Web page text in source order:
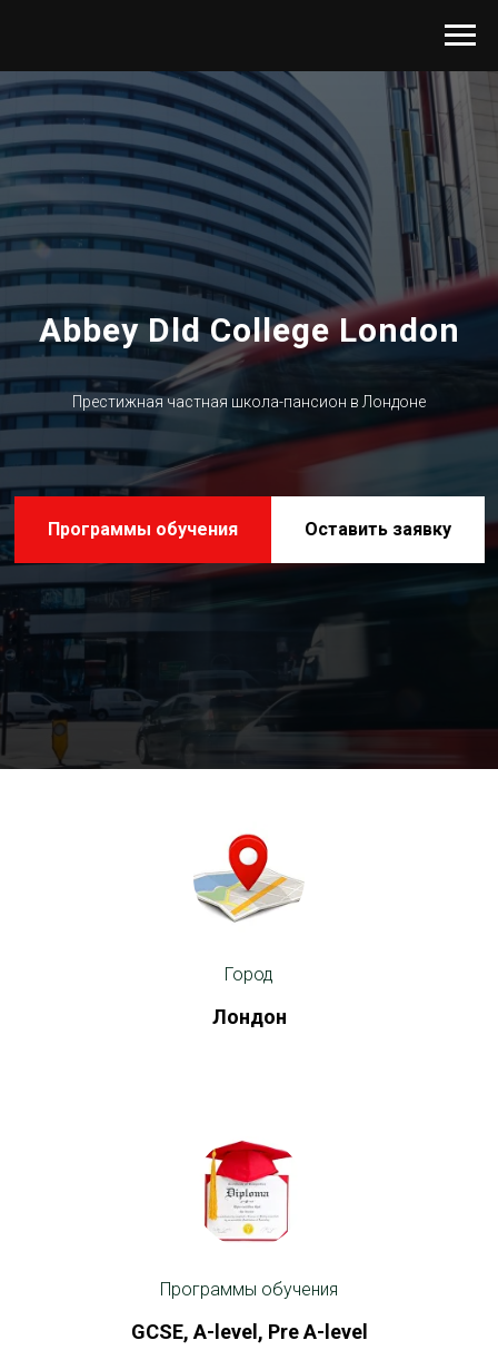
Abbey Dld College London
Престижная частная школа-пансион в Лондоне
Программы обучения Оставить заявку
Город
Лондон
Программы обучения
GCSE, A-level, Pre A-level